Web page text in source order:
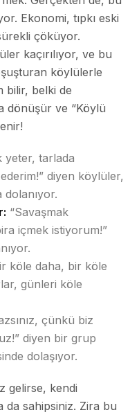
Ekonomi, tıpkı eski
çöküyor.
kaçırılıyor, ve bu
köylülerle
bilir, belki de
dönüşür ve “Köylü
yeter, tarlada
diyen köylüler,
“Savaşmak
içmek istiyorum!”
köle daha, bir köle
günleri köle
çünkü biz
diyen bir grup
dolaşıyor.
gelirse, kendi
da sahipsiniz. Zira bu